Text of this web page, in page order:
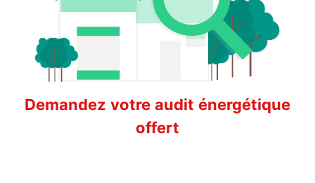
Demandez votre audit énergétique
offert